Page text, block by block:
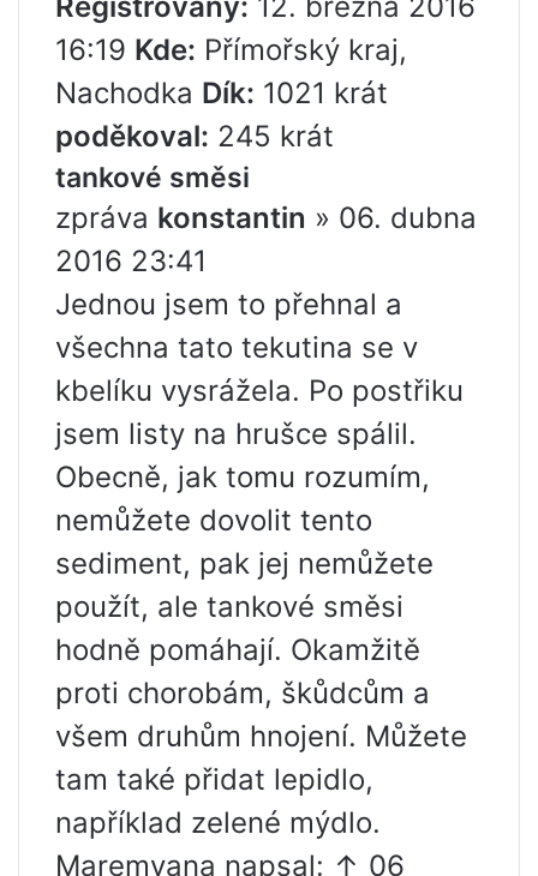
16:19 Kde: Přímořský kraj,
Nachodka Dík: 1021 krát
poděkoval: 245 krát
tankové směsi
zpráva konstantin » 06. dubna
2016 23:41
Jednou jsem to přehnal a
všechna tato tekutina se v
kbelíku vysrážela. Po postřiku
jsem listy na hrušce spálil.
Obecně, jak tomu rozumím,
nemůžete dovolit tento
sediment, pak jej nemůžete
použít, ale tankové směsi
hodně pomáhají. Okamžitě
proti chorobám, škůdcům a
všem druhům hnojení. Můžete
tam také přidat lepidlo,
například zelené mýdlo.
Maremyana napsal: ↑ 06